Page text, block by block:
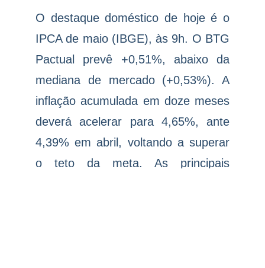
O destaque doméstico de hoje é o
IPCA de maio (IBGE), às 9h. O BTG
Pactual prevê +0,51%, abaixo da
mediana de mercado (+0,53%). A
inflação acumulada em doze meses
deverá acelerar para 4,65%, ante
4,39% em abril, voltando a superar
o teto da meta. As principais